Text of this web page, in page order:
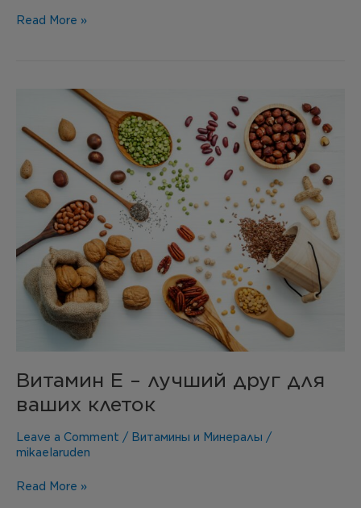
Read More »
Витамин Е – лучший друг для
ваших клеток
Leave a Comment / Витамины и Минералы /
mikaelaruden
–
лучший
друг
ваших
клеток
Read More »